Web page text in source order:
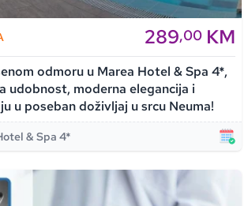
289,00 KM
odmoru u Marea Hotel & Spa 4*,
udobnost, moderna elegancija i
u poseban doživljaj u srcu Neuma!
& Spa 4*